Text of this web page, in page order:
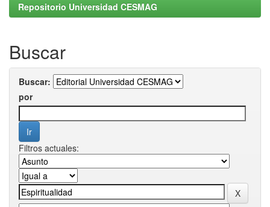
Repositorio Universidad CESMAG
Buscar
Buscar:
por
Filtros actuales: